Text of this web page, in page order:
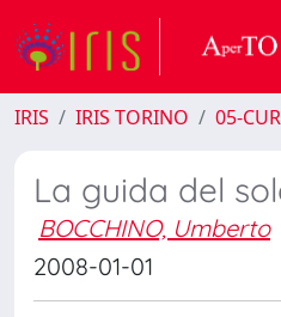
IRIS IRIS TORINO 05-
La guida del
BOCCHINO, Umberto
2008-01-01